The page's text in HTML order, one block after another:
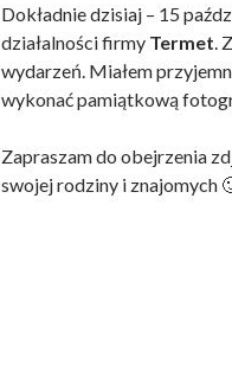
Dokładnie dzisiaj – 15
działalności firmy Termet .
wydarzeń. Miałem
wykonać pamiątkową
Zapraszam do obejrzenia
swojej rodziny i znajomych